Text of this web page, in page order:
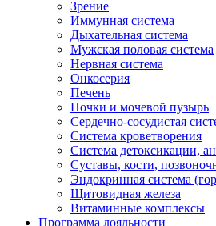
Зрение
Иммунная система
Дыхательная система
Мужская половая система
Нервная система
Онкосерия
Печень
Почки и мочевой пузырь
Сердечно-сосудистая
Система кроветворения
Система детоксикации,
Суставы, кости,
Эндокринная система
Щитовидная железа
Витаминные комплексы
Программа лояльности